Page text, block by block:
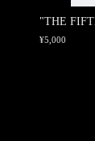
"THE
¥5,000